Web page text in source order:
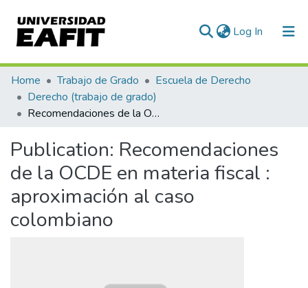
Log In (current)
Communities & Collections
All of DSpace
Home Trabajo de Grado
Escuela de Derecho
Derecho (trabajo de grado)
Recomendaciones de la OCDE en materia fiscal : aproximación al caso colombiano
Publication: Recomendaciones
de la OCDE en materia fiscal :
aproximación al caso
colombiano